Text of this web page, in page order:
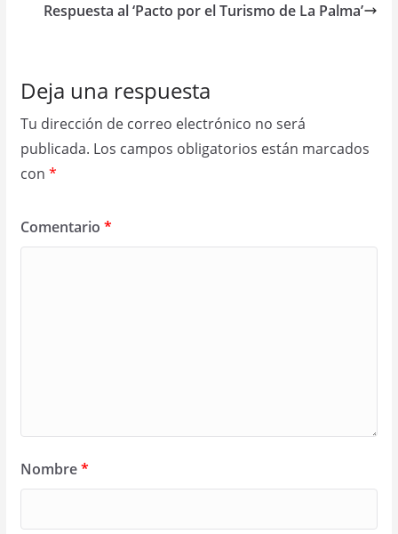
Respuesta al ‘Pacto por el Turismo de La Palma’
Deja una respuesta
Tu dirección de correo electrónico no será
publicada. Los campos obligatorios están marcados
con *
Comentario *
Nombre*